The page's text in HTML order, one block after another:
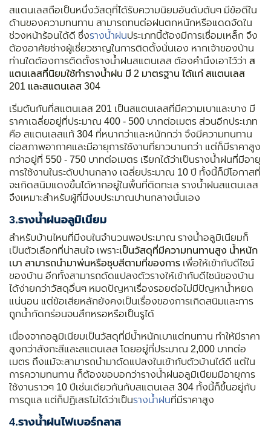
สแตนเลสถือเป็นหนึ่งวัสดุที่ได้รับความนิยมอันดับต้นๆ มีข้อดีใน
ด้านของความทนทาน สามารถทนต่อฝนตกหนักหรือแดดจัดใน
ช่วงหน้าร้อนได้ดี ซึ่งรางน้ำฝนประเภทนี้ต้องมีการเชื่อมเหล็ก จึง
ต้องอาศัยช่างผู้เชี่ยวชาญในการติดตั้งนั่นเอง หากเจ้าของบ้าน
ท่านใดต้องการติดตั้งรางน้ำฝนสแตนเลส ต้องคำนึงเอาไว้ว่า ส
แตนเลสที่นิยมใช้ทำรางน้ำฝน มี 2 มาตรฐาน ได้แก่ สแตนเลส
201 และสแตนเลส 304
เริ่มต้นกันที่สแตนเลส 201 เป็นสแตนเลสที่มีความเบาและบาง มี
ราคาเฉลี่ยอยู่ที่ประมาณ 400 - 500 บาทต่อเมตร ส่วนอีกประเภท
คือ สแตนเลสแท้ 304 ที่หนากว่าและหนักกว่า จึงมีความทนทาน
ต่อสภาพอากาศและมีอายุการใช้งานที่ยาวนานกว่า แต่ก็มีราคาสูง
กว่าอยู่ที่ 550 - 750 บาทต่อเมตร เรียกได้ว่าเป็นรางน้ำฝนที่มีอายุ
การใช้งานในระดับปานกลาง เฉลี่ยประมาณ 10 ปี ทั้งนี้ก็มีโอกาสที่
จะเกิดสนิมแดงขึ้นได้หากอยู่ในพื้นที่ติดทะเล รางน้ำฝนสแตนเลส
จึงเหมาะสำหรับผู้ที่มีงบประมาณปานกลางนั่นเอง
3.รางน้ำฝนอลูมิเนียม
สำหรับบ้านไหนที่มีงบในจำนวนพอประมาณ รางน้ำอลูมิเนียมก็
เป็นตัวเลือกที่น่าสนใจ เพราะเป็นวัสดุที่มีความทนทานสูง น้ำหนัก
เบา สามารถนำมาพ่นหรือชุบสีตามที่ของการ เพื่อให้เข้ากับดีไซน์
ของบ้าน อีกทั้งสามารถดัดแปลงตัวรางให้เข้ากับดีไซน์ของบ้าน
ได้ง่ายกว่าวัสดุอื่นๆ หมดปัญหาเรื่องรอยต่อไม่มีปัญหาน้ำหยด
แน่นอน แต่ข้อเสียหลักยังคงเป็นเรื่องของการเกิดสนิมและการ
ถูกน้ำกัดกร่อนจนสึกหรอหรือเป็นรูได้
เนื่องจากอลูมิเนียมเป็นวัสดุที่มีน้ำหนักเบาแต่ทนทาน ทำให้มีราคา
สูงกว่าสังกะสีและสแตนเลส โดยอยู่ที่ประมาณ 2,000 บาทต่อ
เมตร ถึงแม้จะสามารถนำมาดัดแปลงในเข้ากับตัวบ้านได้ดี แต่ใน
การความทนทาน ก็ต้องขอบอกว่ารางน้ำฝนอลูมิเนียมมีอายุการ
ใช้งานราวๆ 10 ปีเช่นเดียวกันกับสแตนเลส 304 ทั้งนี้ก็ขึ้นอยู่กับ
การดูแล แต่ก็ปฏิเสธไม่ได้ว่าเป็นรางน้ำฝนที่มีราคาสูง
4.รางน้ำฝนไฟเบอร์กลาส